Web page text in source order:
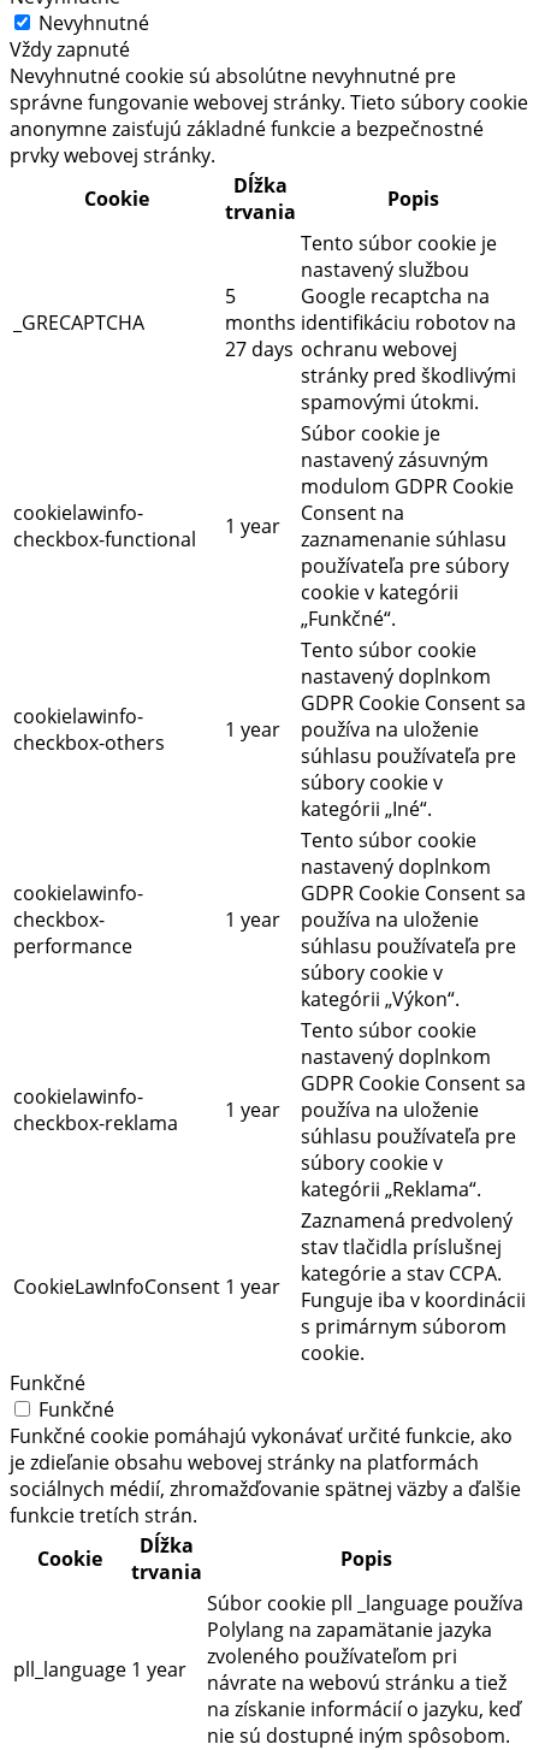
Nevyhnutné
Vždy zapnuté
Nevyhnutné cookie sú absolútne nevyhnutné pre
správne fungovanie webovej stránky. Tieto súbory cookie
anonymne zaisťujú základné funkcie a bezpečnostné
prvky webovej stránky.
Cookie
Dĺžka
trvania
Popis
_GRECAPTCHA
5
months
27 days
Tento súbor cookie je
nastavený službou
Google recaptcha na
identifikáciu robotov na
ochranu webovej
stránky pred škodlivými
spamovými útokmi.
cookielawinfo-
checkbox-functional
1 year
Súbor cookie je
nastavený zásuvným
modulom GDPR Cookie
Consent na
zaznamenanie súhlasu
používateľa pre súbory
cookie v kategórii
„Funkčné“.
cookielawinfo-
checkbox-others
1 year
Tento súbor cookie
nastavený doplnkom
GDPR Cookie Consent sa
používa na uloženie
súhlasu používateľa pre
súbory cookie v
kategórii „Iné“.
cookielawinfo-
checkbox-
performance
1 year
Tento súbor cookie
nastavený doplnkom
GDPR Cookie Consent sa
používa na uloženie
súhlasu používateľa pre
súbory cookie v
kategórii „Výkon“.
cookielawinfo-
checkbox-reklama
1 year
Tento súbor cookie
nastavený doplnkom
GDPR Cookie Consent sa
používa na uloženie
súhlasu používateľa pre
súbory cookie v
kategórii „Reklama“.
CookieLawInfoConsent 1 year
Zaznamená predvolený
stav tlačidla príslušnej
kategórie a stav CCPA.
Funguje iba v koordinácii
s primárnym súborom
cookie.
Funkčné
Funkčné
Funkčné cookie pomáhajú vykonávať určité funkcie, ako
je zdieľanie obsahu webovej stránky na platformách
sociálnych médií, zhromažďovanie spätnej väzby a ďalšie
funkcie tretích strán.
Cookie
Dĺžka
trvania
Popis
pll_language 1 year
Súbor cookie pll _language používa
Polylang na zapamätanie jazyka
zvoleného používateľom pri
návrate na webovú stránku a tiež
na získanie informácií o jazyku, keď
nie sú dostupné iným spôsobom.